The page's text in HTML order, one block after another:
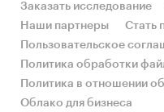
Заказать исследование
Наши партнеры
Стать
Пользовательское
Политика обработки
Политика в отношении
Облако для бизнеса